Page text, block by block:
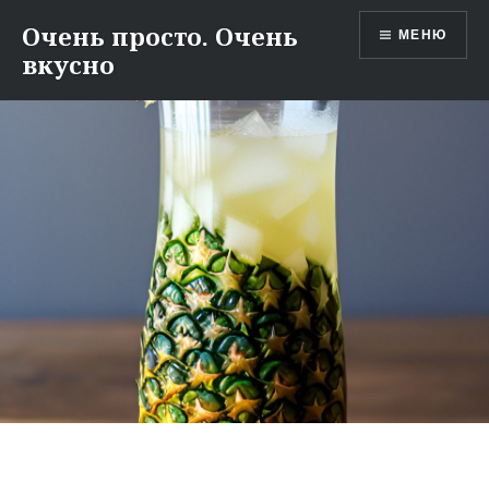
содержимому
Очень просто. Очень
вкусно
МЕНЮ